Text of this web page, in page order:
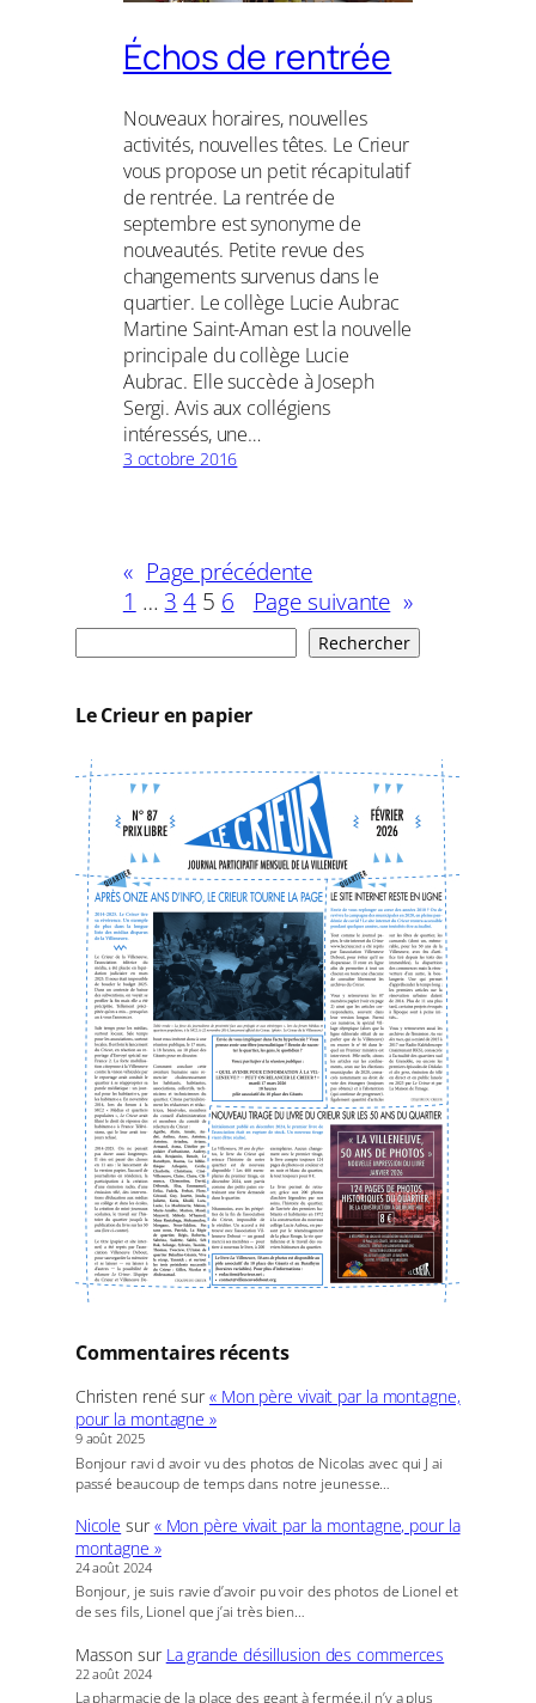
Échos de rentrée
Nouveaux horaires, nouvelles
activités, nouvelles têtes. Le Crieur
vous propose un petit récapitulatif
de rentrée. La rentrée de
septembre est synonyme de
nouveautés. Petite revue des
changements survenus dans le
quartier. Le collège Lucie Aubrac
Martine Saint-Aman est la nouvelle
principale du collège Lucie
Aubrac. Elle succède à Joseph
Sergi. Avis aux collégiens
intéressés, une…
3 octobre 2016
« Page précédente
1 … 3 4 5 6 Page suivante »
c
h
e
Rechercher
Le Crieur en papier
Commentaires récents
Christen rené sur« Mon père vivait par la montagne,
pour la montagne »
9 août 2025
Bonjour ravi d avoir vu des photos de Nicolas avec qui J ai
passé beaucoup de temps dans notre jeunesse…
Nicole sur« Mon père vivait par la montagne, pour la
montagne »
24 août 2024
Bonjour, je suis ravie d’avoir pu voir des photos de Lionel et
de ses fils, Lionel que j’ai très bien…
Masson sur La grande désillusion des commerces
22 août 2024
La pharmacie de la place des geant à fermée,il n’y a plus